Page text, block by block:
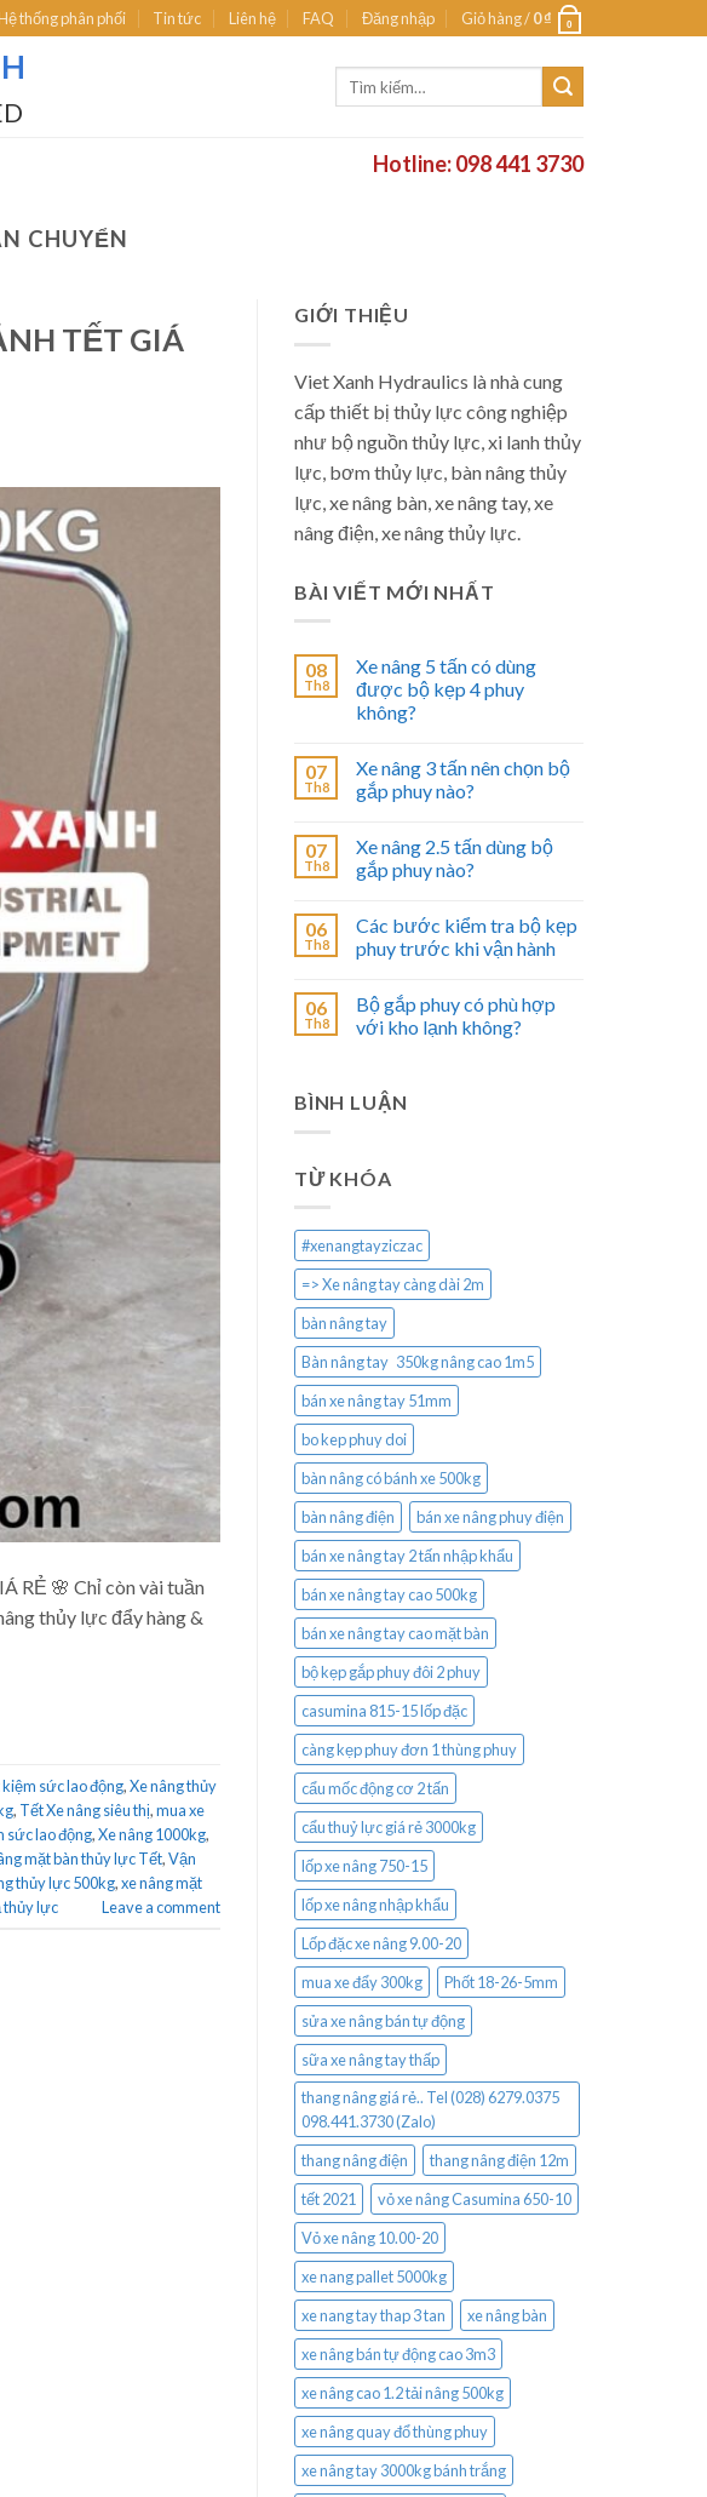
thống phân phối Tin tức Liên hệ FAQ Đăng nhập Giỏ hàng /0₫ 0
Hotline: 098 441 3730
CHUYỂN
TẾT GIÁ
RẺ 🌸 Chỉ còn vài tuần
thủy lực đẩy hàng &
sức lao động,Xe nâng thủy
, Tết Xe nâng siêu thị,mua xe
sức lao động,Xe nâng 1000kg,
mặt bàn thủy lực Tết,Vận
thủy lực 500kg,xe nâng mặt
thủy lực Leave a comment
GIỚI THIỆU
Viet Xanh Hydraulics là nhà cung
cấp thiết bị thủy lực công nghiệp
như bộ nguồn thủy lực, xi lanh thủy
lực, bơm thủy lực, bàn nâng thủy
lực, xe nâng bàn, xe nâng tay, xe
nâng điện, xe nâng thủy lực.
BÀI VIẾT MỚI NHẤT
08
Th8
Xe nâng 5 tấn có dùng
được bộ kẹp 4 phuy
không?
07
Th8
Xe nâng 3 tấn nên chọn bộ
gắp phuy nào?
07
Th8
Xe nâng 2.5 tấn dùng bộ
gắp phuy nào?
06
Th8
Các bước kiểm tra bộ kẹp
phuy trước khi vận hành
06
Th8
Bộ gắp phuy có phù hợp
với kho lạnh không?
BÌNH LUẬN
TỪ KHÓA
#xenangtayziczac
=> Xe nâng tay càng dài 2m
bàn nâng tay
Bàn nâng tay 350kg nâng cao 1m5
bán xe nâng tay 51mm
bo kep phuy doi
bàn nâng có bánh xe 500kg
bàn nâng điện
bán xe nâng phuy điện
bán xe nâng tay 2 tấn nhập khẩu
bán xe nâng tay cao 500kg
bán xe nâng tay cao mặt bàn
bộ kẹp gắp phuy đôi 2 phuy
casumina 815-15 lốp đặc
càng kẹp phuy đơn 1 thùng phuy
cẩu mốc động cơ 2 tấn
cẩu thuỷ lực giá rẻ 3000kg
lốp xe nâng 750-15
lốp xe nâng nhập khẩu
Lốp đặc xe nâng 9.00-20
mua xe đẩy 300kg
Phốt 18-26-5mm
sửa xe nâng bán tự động
sữa xe nâng tay thấp
thang nâng giá rẻ.. Tel (028) 6279.0375
098.441.3730 (Zalo)
thang nâng điện
thang nâng điện 12m
tết 2021
vỏ xe nâng Casumina 650-10
Vỏ xe nâng 10.00-20
xe nang pallet 5000kg
xe nang tay thap 3 tan
xe nâng bàn
xe nâng bán tự động cao 3m3
xe nâng cao 1.2 tải nâng 500kg
xe nâng quay đổ thùng phuy
xe nâng tay 3000kg bánh trắng